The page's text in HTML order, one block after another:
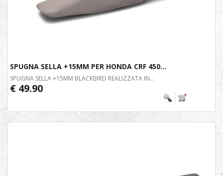
SPUGNA SELLA +15MM PER HONDA CRF 450...
SPUGNA SELLA +15MM BLACKBIRD REALIZZATA IN...
€ 49.90